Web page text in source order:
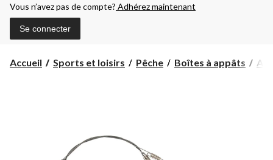
Vous n’avez pas de compte? Adhérez maintenant
Se connecter
Accueil Sports et loisirs Pêche Boîtes à appâts